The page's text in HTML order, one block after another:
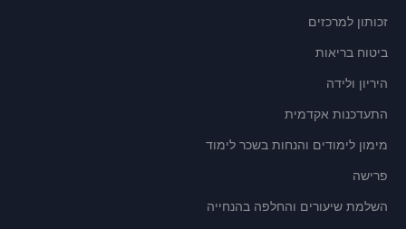
זכותון למרכזים
ביטוח בריאות
היריון ולידה
התעדכנות אקדמית
מימון לימודים והנחות בשכר לימוד
פרישה
השלמת שיעורים והחלפה בהנחייה